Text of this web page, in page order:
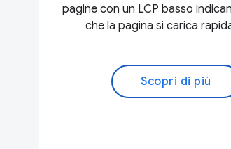
pagine con un LCP basso
che la pagina si carica
Scopri di più